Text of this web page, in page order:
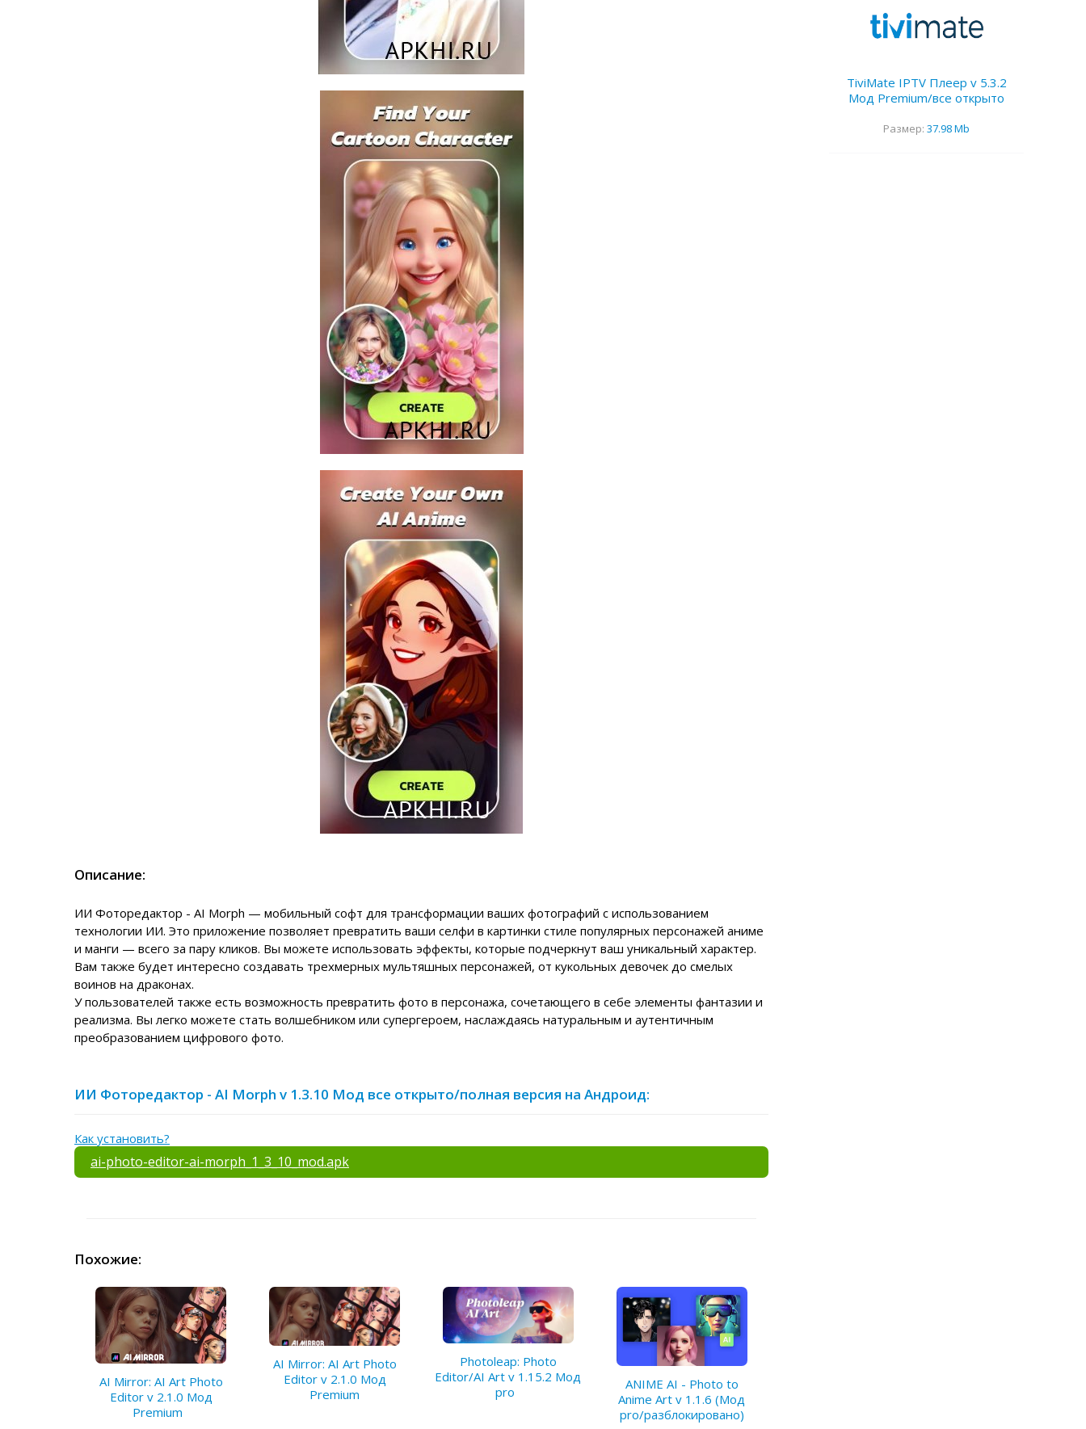
Описание:
ИИ Фоторедактор - AI Morph — мобильный софт для трансформации ваших фотографий с использованием
технологии ИИ. Это приложение позволяет превратить ваши селфи в картинки стиле популярных персонажей аниме
и манги — всего за пару кликов. Вы можете использовать эффекты, которые подчеркнут ваш уникальный характер.
Вам также будет интересно создавать трехмерных мультяшных персонажей, от кукольных девочек до смелых
воинов на драконах.
У пользователей также есть возможность превратить фото в персонажа, сочетающего в себе элементы фантазии и
реализма. Вы легко можете стать волшебником или супергероем, наслаждаясь натуральным и аутентичным
преобразованием цифрового фото.
ИИ Фоторедактор - AI Morph v 1.3.10 Мод все открыто/полная версия на Андроид:
Как установить?
ai-photo-editor-ai-morph_1_3_10_mod.apk
Похожие:
AI Mirror: AI Art Photo
Editor v 2.1.0 Мод
Premium
AI Mirror: AI Art Photo
Editor v 2.1.0 Мод
Premium
Photoleap: Photo
Editor/AI Art v 1.15.2 Мод
pro
ANIME AI - Photo to
Anime Art v 1.1.6 (Мод
pro/разблокировано)
TiviMate IPTV Плеер v 5.3.2
Мод Premium/все открыто
Размер: 37.98 Mb